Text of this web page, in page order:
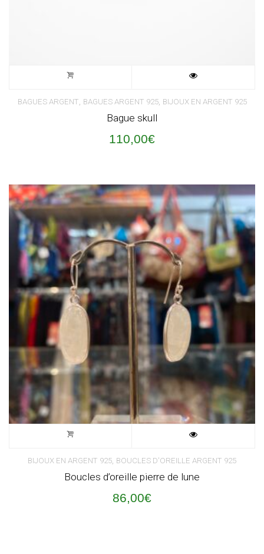
BAGUES ARGENT, BAGUES ARGENT 925, BIJOUX EN ARGENT 925
Bague skull
110,00€
BIJOUX EN ARGENT 925, BOUCLES D'OREILLE ARGENT 925
Boucles d’oreille pierre de lune
86,00€